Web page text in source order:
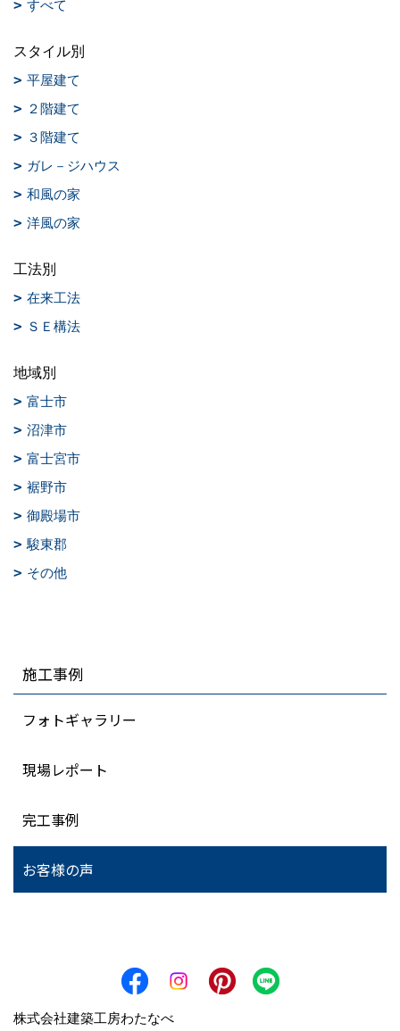
すべて
スタイル別
平屋建て
２階建て
３階建て
ガレ－ジハウス
和風の家
洋風の家
工法別
在来工法
ＳＥ構法
地域別
富士市
沼津市
富士宮市
裾野市
御殿場市
駿東郡
その他
施工事例
フォトギャラリー
現場レポート
完工事例
お客様の声
株式会社建築工房わたなべ